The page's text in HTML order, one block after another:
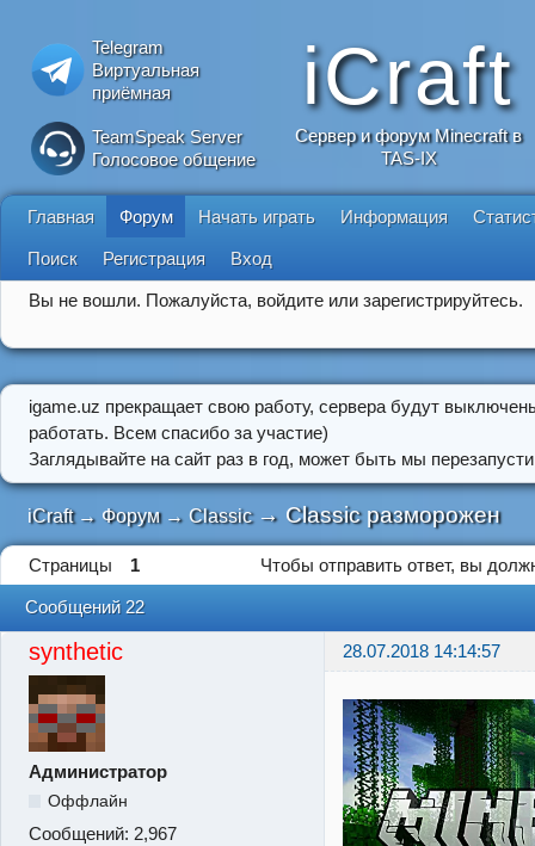
Telegram
Виртуальная
приёмная
TeamSpeak Server
Голосовое общение
iCraft
Сервер и форум Minecraft в
TAS-IX
Главная Форум Начать играть Информация
Поиск Регистрация Вход
Вы не вошли. Пожалуйста, войдите или зарегистрируйтесь.
igame.uz прекращает свою работу, сервера будут
работать. Всем спасибо за участие)
Заглядывайте на сайт раз в год, может быть мы
iCraft → Форум →Classic → Classic разморожен
Страницы 1 Чтобы отправить ответ, вы
Сообщений 22
synthetic 28.07.2018 14:14:57
Администратор
Оффлайн
Сообщений: 2,967